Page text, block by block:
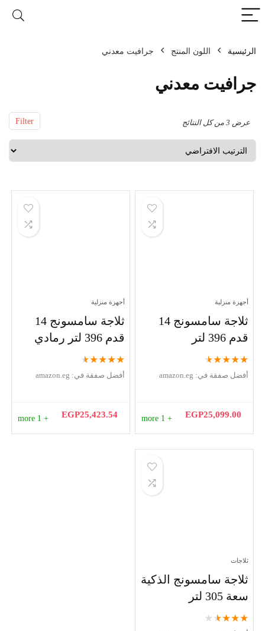
الرئيسية اللون المنتج
Filter عرض ⁦3⁩ من كل النتائج
أجهزة منزلية
ثلاجة سامسونج 14
قدم 396 لتر
★
★
★
★
★
أفضل صفقة في: amazon.eg
EGP25,099.00
+ 1 more
أجهزة منزلية
ثلاجة سامسونج 14
قدم 396 لتر رمادي
★
★
★
★
★
أفضل صفقة في: amazon.eg
EGP25,423.54
+ 1 more
ثلاجات
ثلاجة سامسونج الذكية
سعة 305 لتر
★
★
★
★
★